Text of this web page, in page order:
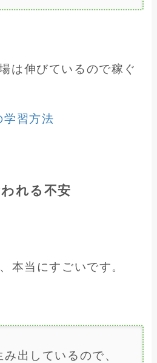
は伸びているので稼ぐ
習方法
れる不安
本当にすごいです。
出しているので、